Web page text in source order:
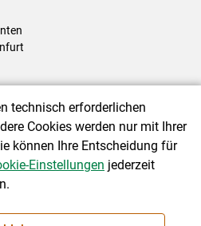
|Barrierefreiheit|
technisch erforderlichen
Cookies werden nur mit Ihrer
können Ihre Entscheidung für
Einstellungen jederzeit